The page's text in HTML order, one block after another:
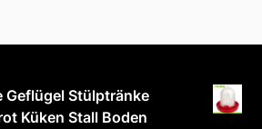
Geflügel Stülptränke
Küken Stall Boden